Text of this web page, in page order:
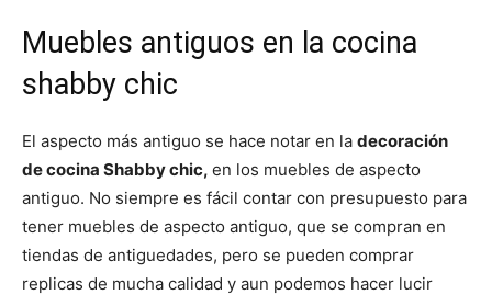
Muebles antiguos en la cocina
shabby chic
El aspecto más antiguo se hace notar en la decoración
de cocina Shabby chic, en los muebles de aspecto
antiguo. No siempre es fácil contar con presupuesto para
tener muebles de aspecto antiguo, que se compran en
tiendas de antiguedades, pero se pueden comprar
replicas de mucha calidad y aun podemos hacer lucir